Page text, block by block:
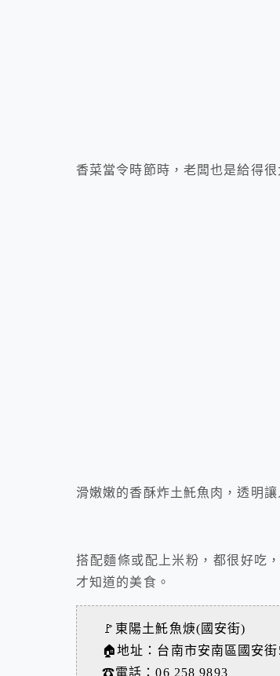
香菜當令時節時，老闆也是給得很
滑嫩嫩的香酥炸土魠魚肉，透明
搭配麵條或配上米粉，都很好吃
才知道的美食。
🚩東陽土魠魚焿(國安街)
🏠地址：台南市安南區國安街
☎電話：06 258 9893